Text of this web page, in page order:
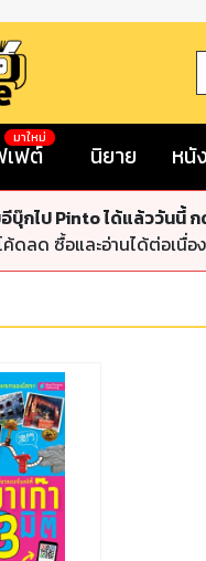
เฟต์
มาใหม่
นิยาย หนั
บุ๊กไป Pinto ได้แล้ววันนี้ ก
ดลด ซื้อและอ่านได้ต่อเนื่อ